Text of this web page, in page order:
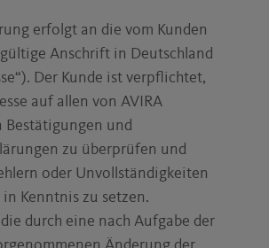
erfolgt an die vom Kunden
Anschrift in Deutschland
Der Kunde ist verpflichtet,
auf allen von AVIRA
Bestätigungen und
zu überprüfen und
oder Unvollständigkeiten
Kenntnis zu setzen.
durch eine nach Aufgabe der